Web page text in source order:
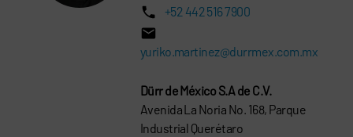
+52 442 516 7900
yuriko.martinez@durrmex.com.mx
Dürr de México S.A de C.V.
Avenida La Noria No. 168, Parque
Industrial Querétaro